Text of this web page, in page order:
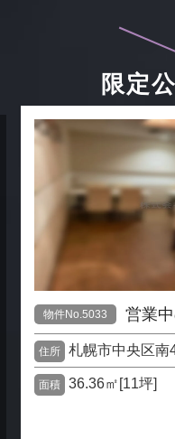
限定
物件No.5033 営業
住所 札幌市中央区南
面積 36.36㎡[11坪]